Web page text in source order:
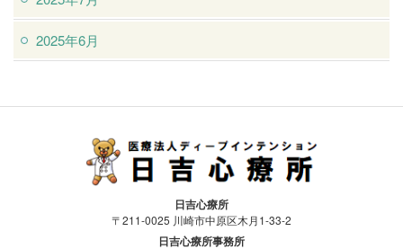
2025年6月
医療法人ディープインテンション日吉
心療所
日吉心療所
〒211-0025 川崎市中原区木月1-33-2
日吉心療所事務所